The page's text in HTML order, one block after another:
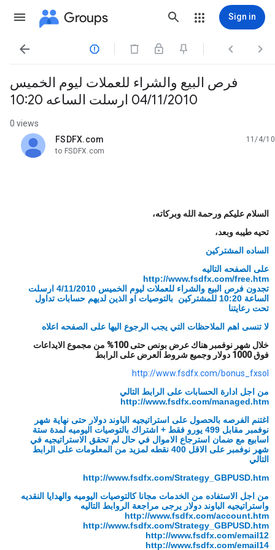
Groups Sign in
   
فرص البيع والشراء للعملات ليوم الخميس
04/11/2010 ارسلت الساعه 10:20
0 views
FSDFX.com
unread,
11/4/10
to FSDFX.com
السلام عليكم ورحمة الله وبركاته،
تحيه طيبه وبعد،
الساده المشتركين
على الصفحه التاليه
http://www.fsdfx.com/free.htm
تجدون فرص البيع والشراء للعملات ليوم
الخميس 4/11/2010 ارسلت
الساعة 10:20 للمشتركين بالتوصيات او الذين لديهم
حسابات تداول
تحت رعايتنا
لا تنسى اهم الملاحظات التي يجب الرجوع اليها على الصفحه اعلاه
خلال شهر نوفمبر هناك عرض بونص حتى 100% من مجموع الايداعات
فوق 1000 دولار وجميع شروط العرض على الرابط
http://www.fsdfx.com/bonus_fxsol
من اجل ادارة الحسابات على الرابط التالي
http://www.fsdfx.com/managed.htm
اغتنم الفرصه بالحصول على استراتيجيه الباوند دولار حتى نهاية شهر
نوفمبر مقابل 499 يورو فقط + اشتراك بالتوصيات اليوميه لمدة ستة
اسابيع مع ضمان استرجاع الاموال في حال لم تحقق الاستراتيجيه في
شهر نوفمبر على الاقل 400 نقطه لمزيد من المعلومات على الرابط
التالي
http://www.fsdfx.com/Strategy_GBPUSD.htm
من اجل الاستفاده من الخدمات مجانا كالتوصيات اليوميه والهدايا النقديه
واستراتيجيه الباوند دولار يرجى مراجعة الروابط التاليه
http://www.fsdfx.com/account.htm
http://www.fsdfx.com/Strategy_GBPUSD.htm
http://www.fsdfx.com/email12
http://www.fsdfx.com/email14